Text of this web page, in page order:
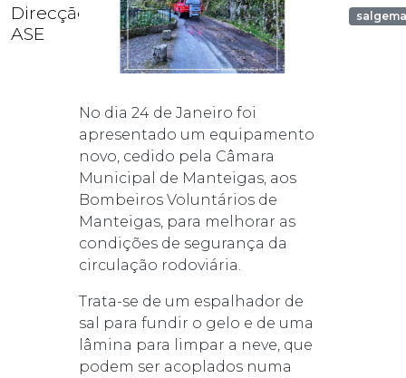
Direcção
ASE
No dia 24 de Janeiro foi
apresentado um equipamento
novo, cedido pela Câmara
Municipal de Manteigas, aos
Bombeiros Voluntários de
Manteigas, para melhorar as
condições de segurança da
circulação rodoviária.
Trata-se de um espalhador de
sal para fundir o gelo e de uma
lâmina para limpar a neve, que
podem ser acoplados numa